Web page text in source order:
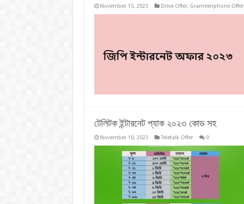
November 15, 2023 Drive Offer, Grameenphone Offer
টেলিটক ইন্টারনেট প্যাক ২০২৩ কোড সহ
November 10, 2023 Teletalk Offer 0